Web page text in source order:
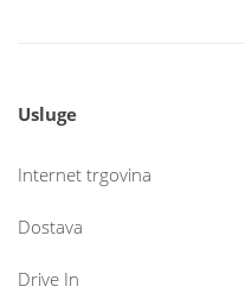
Usluge
Internet trgovina
Dostava
Drive In